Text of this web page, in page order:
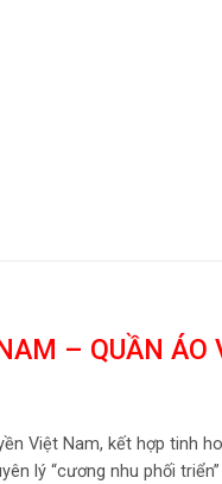
– QUẦN ÁO
Việt Nam, kết hợp tinh
lý “cương nhu phối